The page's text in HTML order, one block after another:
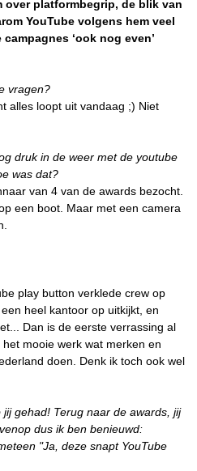
over platformbegrip, de blik van
YouTube volgens hem veel
‘ook nog even’
vragen?
alles loopt uit vandaag ;) Niet
druk in de weer met de youtube
was dat?
van 4 van de awards bezocht.
een boot. Maar met een camera
play button verklede crew op
heel kantoor op uitkijkt, en
Dan is de eerste verrassing al
mooie werk wat merken en
doen. Denk ik toch ook wel
gehad! Terug naar de awards, jij
dus ik ben benieuwd:
"Ja, deze snapt YouTube